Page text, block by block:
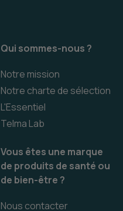
Qui sommes-nous ?
Notre mission
Notre charte de sélection
L'Essentiel
Telma Lab
Vous êtes une marque
de produits de santé ou
de bien-être ?
Nous contacter